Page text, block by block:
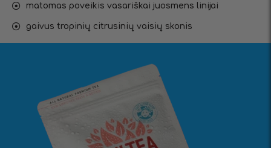
matomas poveikis vasariškai juosmens linijai
gaivus tropinių citrusinių vaisių skonis